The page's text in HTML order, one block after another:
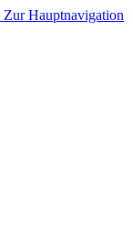
Zur Hauptnavigation